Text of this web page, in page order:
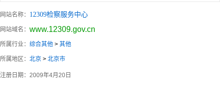
网站名称： 12309检察服务中心
网站域名： www.12309.gov.cn
所属行业： 综合其他 > 其他
所属地区： 北京 > 北京市
注册日期： 2009年4月20日